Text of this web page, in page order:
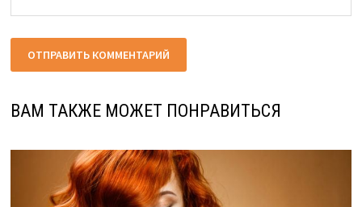
ВАМ ТАКЖЕ МОЖЕТ ПОНРАВИТЬСЯ